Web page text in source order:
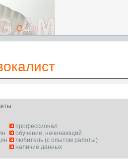
профессионал
обучение, начинающий
любитель (с опытом работы)
наличие данных